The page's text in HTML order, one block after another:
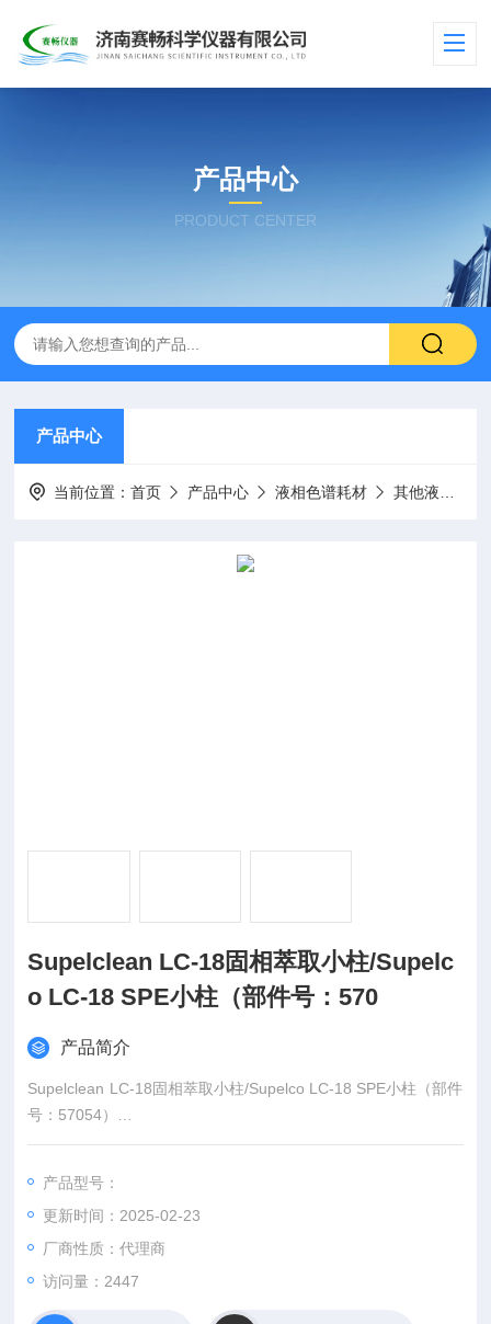
产品中心
PRODUCT CENTER
产品中心
当前位置：首页 产品中心 液相色谱耗材 其他液相耗材
Supelclean LC-18固相萃取小柱/Supelc
o LC-18 SPE小柱（部件号：570
产品简介
Supelclean LC-18固相萃取小柱/Supelco LC-18 SPE小柱（部件
号：57054）
产品名称：Supelco固相萃取小柱/Supelclean LC-18固相萃取小
型号规格：500mg/6ml,30支/盒
品牌：美国SigmaAldrich
产品型号：
更新时间：2025-02-23
厂商性质：代理商
访问量：2447